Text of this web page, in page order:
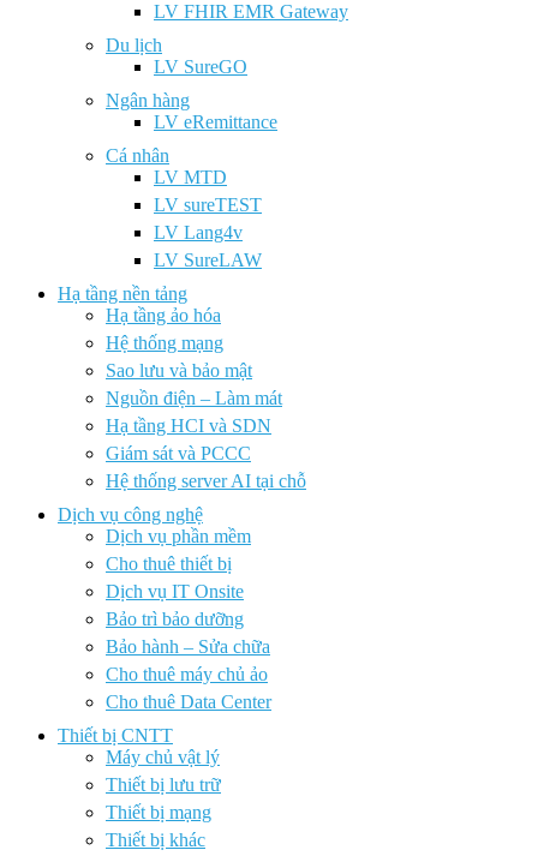
LV FHIR EMR Gateway
Du lịch
LV SureGO
Ngân hàng
LV eRemittance
Cá nhân
LV MTD
LV sureTEST
LV Lang4v
LV SureLAW
Hạ tầng nền tảng
Hạ tầng ảo hóa
Hệ thống mạng
Sao lưu và bảo mật
Nguồn điện – Làm mát
Hạ tầng HCI và SDN
Giám sát và PCCC
Hệ thống server AI tại chỗ
Dịch vụ công nghệ
Dịch vụ phần mềm
Cho thuê thiết bị
Dịch vụ IT Onsite
Bảo trì bảo dưỡng
Bảo hành – Sửa chữa
Cho thuê máy chủ ảo
Cho thuê Data Center
Thiết bị CNTT
Máy chủ vật lý
Thiết bị lưu trữ
Thiết bị mạng
Thiết bị khác